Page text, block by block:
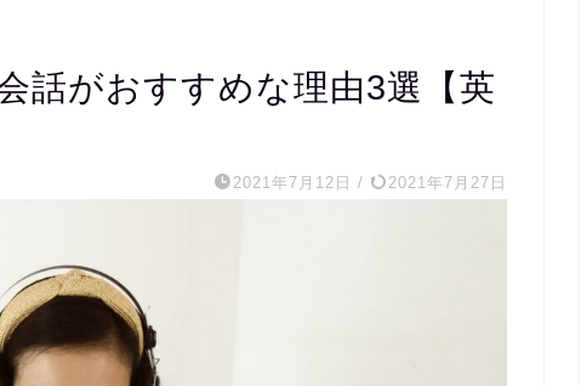
話がおすすめな理由3選【英
2021年7月12日 / 2021年7月27日